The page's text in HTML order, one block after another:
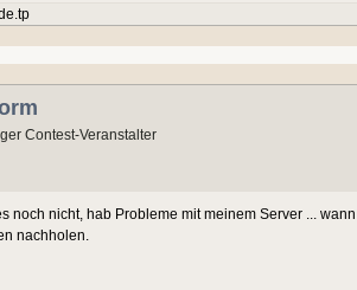
Contest-Veranstalter
noch nicht, hab Probleme mit meinem Server ...
nachholen.